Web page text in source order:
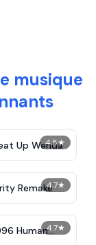
musique
4.5★
Up Wenda
4.7★
Remake
4.7★
Human